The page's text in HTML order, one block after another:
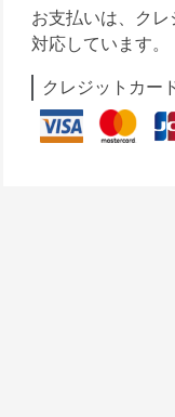
お支払いは、ク
対応しています。
クレジットカー